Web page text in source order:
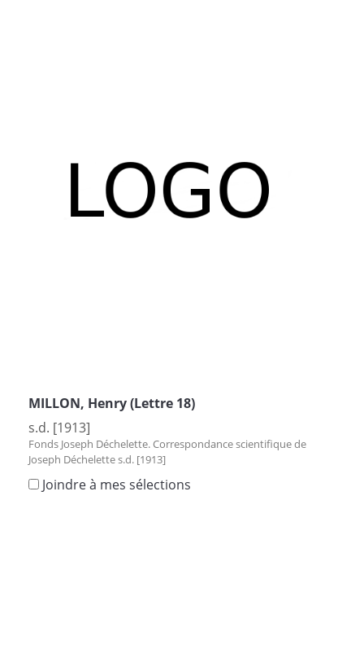
MILLON, Henry (Lettre 18)
s.d. [1913]
Fonds Joseph Déchelette. Correspondance scientifique de
Joseph Déchelette s.d. [1913]
Joindre à mes sélections